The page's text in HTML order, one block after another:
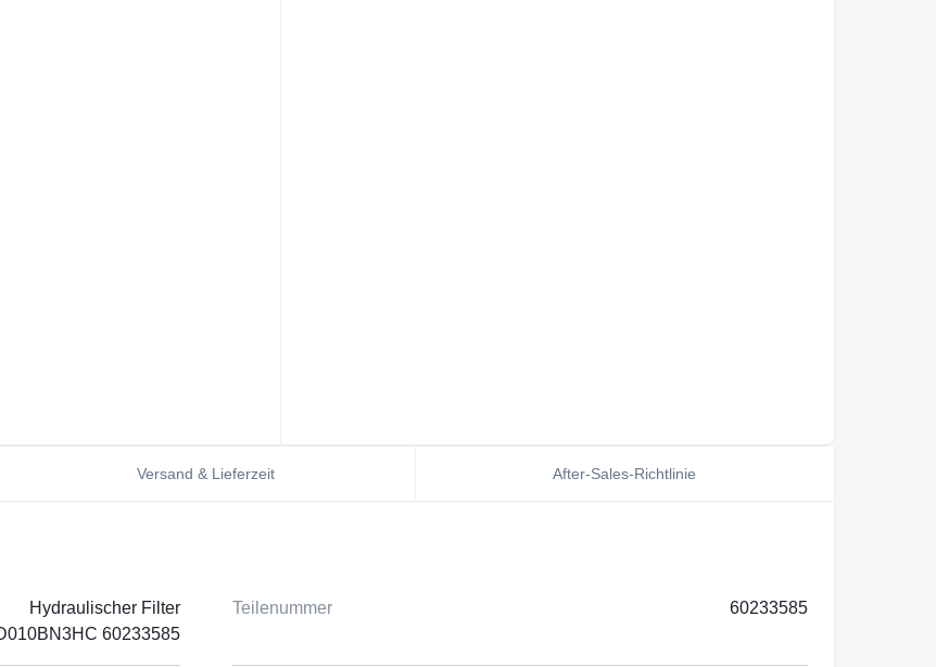
Versand & Lieferzeit After-Sales-Richtlinie
Hydraulischer Filter
60233585
Teilenummer 60233585